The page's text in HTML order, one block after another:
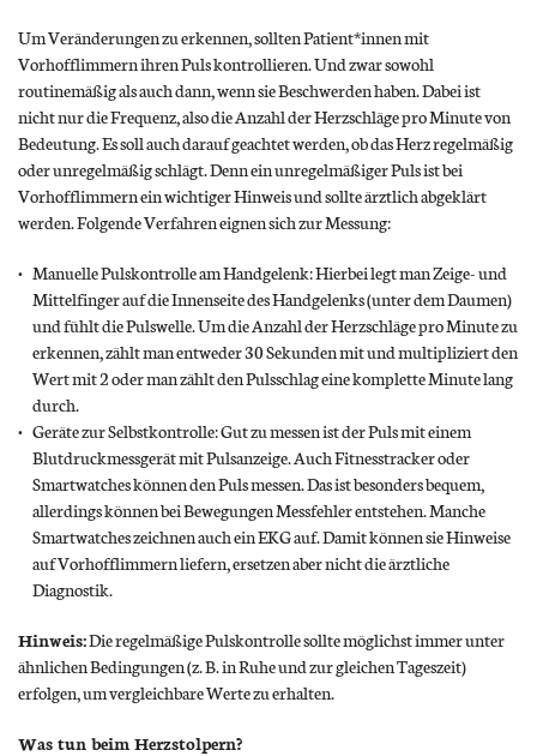
Um Veränderungen zu erkennen, sollten Patient*innen mit
Vorhofflimmern ihren Puls kontrollieren. Und zwar sowohl
routinemäßig als auch dann, wenn sie Beschwerden haben. Dabei ist
nicht nur die Frequenz, also die Anzahl der Herzschläge pro Minute von
Bedeutung. Es soll auch darauf geachtet werden, ob das Herz regelmäßig
oder unregelmäßig schlägt. Denn ein unregelmäßiger Puls ist bei
Vorhofflimmern ein wichtiger Hinweis und sollte ärztlich abgeklärt
werden. Folgende Verfahren eignen sich zur Messung:
Manuelle Pulskontrolle am Handgelenk: Hierbei legt man Zeige- und
Mittelfinger auf die Innenseite des Handgelenks (unter dem Daumen)
und fühlt die Pulswelle. Um die Anzahl der Herzschläge pro Minute zu
erkennen, zählt man entweder 30 Sekunden mit und multipliziert den
Wert mit 2 oder man zählt den Pulsschlag eine komplette Minute lang
durch.
Geräte zur Selbstkontrolle: Gut zu messen ist der Puls mit einem
Blutdruckmessgerät mit Pulsanzeige. Auch Fitnesstracker oder
Smartwatches können den Puls messen. Das ist besonders bequem,
allerdings können bei Bewegungen Messfehler entstehen. Manche
Smartwatches zeichnen auch ein EKG auf. Damit können sie Hinweise
auf Vorhofflimmern liefern, ersetzen aber nicht die ärztliche
Diagnostik.
Hinweis:Die regelmäßige Pulskontrolle sollte möglichst immer unter
ähnlichen Bedingungen (z. B. in Ruhe und zur gleichen Tageszeit)
erfolgen, um vergleichbare Werte zu erhalten.
Was tun beim Herzstolpern?